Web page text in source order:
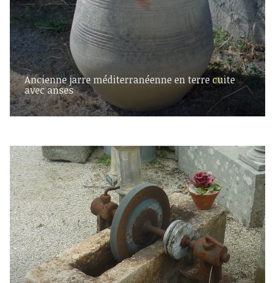
Ancienne jarre méditerranéenne en terre cuite
avec anses